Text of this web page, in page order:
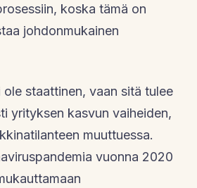
koska tämä on
johdonmukainen
staattinen, vaan sitä tulee
yrityksen kasvun vaiheiden,
muuttuessa.
vuonna 2020